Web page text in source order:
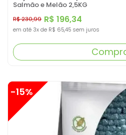
Salmão e Melão 2,5KG
R$ 196,34
R$ 230,99
em até 3x de R$ 65,45 sem juros
-15%